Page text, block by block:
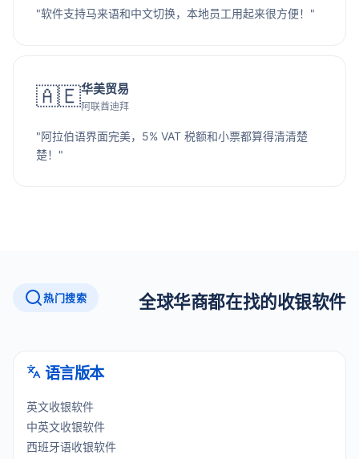
"软件支持马来语和中文切换，本地员工用起来很方便！"
🇦🇪华美贸易
阿联酋迪拜
"阿拉伯语界面完美，5% VAT 税额和小票都算得清清楚
楚！"
热门搜索 全球华商都在找的收银软件
语言版本
英文收银软件
中英文收银软件
西班牙语收银软件